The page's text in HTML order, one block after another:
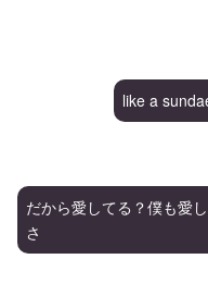
like a
だから愛してる？僕も愛
さ